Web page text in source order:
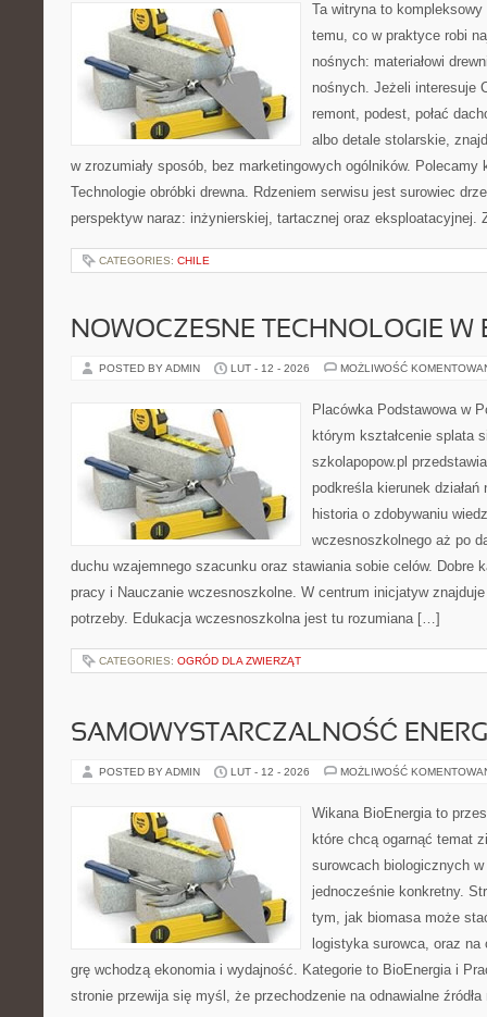
Ta witryna to
temu, co w praktyce robi
nośnych: materiałowi
nośnych. Jeżeli interesuje
remont, podest, połać
albo detale stolarskie,
w zrozumiały sposób, bez marketingowych ogólników. Polecamy
Technologie obróbki drewna. Rdzeniem serwisu jest surowiec
perspektyw naraz: inżynierskiej, tartacznej oraz
CATEGORIES: CHILE
NOWOCZESNE TECHNOLOGIE W
POSTED BY ADMIN LUT - 12 - 2026 MOŻLIWOŚĆ
Placówka Podstawowa w
którym kształcenie splata
szkolapopow.pl
podkreśla kierunek
historia o zdobywaniu
wczesnoszkolnego aż po
duchu wzajemnego szacunku oraz stawiania sobie celów. Dobre
pracy i Nauczanie wczesnoszkolne. W centrum inicjatyw
potrzeby. Edukacja wczesnoszkolna jest tu rozumiana […]
CATEGORIES: OGRÓD DLA ZWIERZĄT
SAMOWYSTARCZALNOŚĆ
POSTED BY ADMIN LUT - 12 - 2026 MOŻLIWOŚĆ
Wikana BioEnergia to
które chcą ogarnąć temat
surowcach biologicznych
jednocześnie konkretny.
tym, jak biomasa może
logistyka surowca, oraz
grę wchodzą ekonomia i wydajność. Kategorie to BioEnergia i
stronie przewija się myśl, że przechodzenie na odnawialne